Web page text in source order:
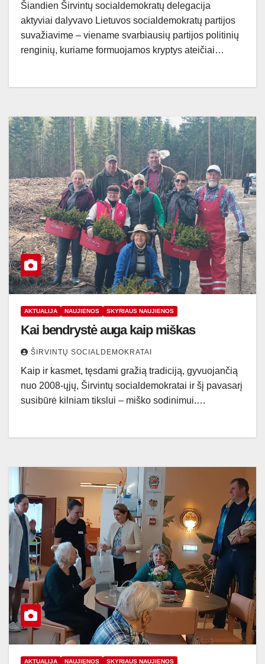
Šiandien Širvintų socialdemokratų delegacija
aktyviai dalyvavo Lietuvos socialdemokratų partijos
suvažiavime – viename svarbiausių partijos politinių
renginių, kuriame formuojamos kryptys ateičiai…
AKTUALIJA NAUJIENOS SKYRIAUS NAUJIENOS
Kai bendrystė auga kaip miškas
ŠIRVINTŲ SOCIALDEMOKRATAI
Kaip ir kasmet, tęsdami gražią tradiciją, gyvuojančią
nuo 2008-ųjų, Širvintų socialdemokratai ir šį pavasarį
susibūrė kilniam tikslui – miško sodinimui.…
AKTUALIJA NAUJIENOS SKYRIAUS NAUJIENOS